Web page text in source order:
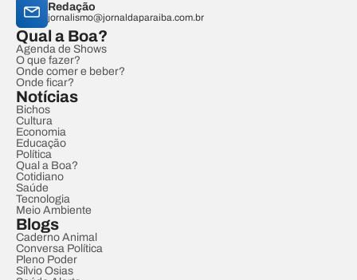
Redação
jornalismo@jornaldaparaiba.com.br
Qual a Boa?
Agenda de Shows
O que fazer?
Onde comer e beber?
Onde ficar?
Notícias
Bichos
Cultura
Economia
Educação
Política
Qual a Boa?
Cotidiano
Saúde
Tecnologia
Meio Ambiente
Blogs
Caderno Animal
Conversa Política
Pleno Poder
Sílvio Osias